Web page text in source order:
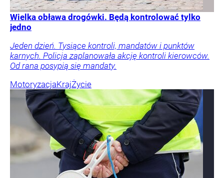
Wielka obława drogówki. Będą kontrolować tylko
jedno
Jeden dzień. Tysiące kontroli, mandatów i punktów
karnych. Policja zaplanowała akcję kontroli kierowców.
Od rana posypią się mandaty.
MotoryzacjaKrajŻycie